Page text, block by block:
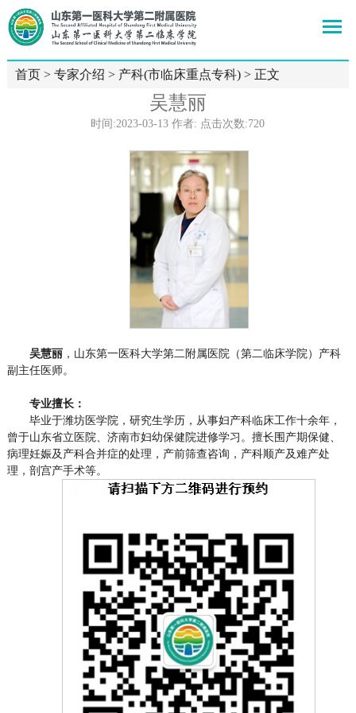
首页> 专家介绍 > 产科(市临床重点专科)> 正文
吴慧丽
时间:2023-03-13 作者: 点击次数:720
吴慧丽 ，山东第一医科大学第二附属医院（第二临床学院）产科
副主任医师。
专业擅长：
毕业于潍坊医学院，研究生学历，从事妇产科临床工作十余年，
曾于山东省立医院、济南市妇幼保健院进修学习。擅长围产期保健、
病理妊娠及产科合并症的处理，产前筛查咨询，产科顺产及难产处
理，剖宫产手术等。